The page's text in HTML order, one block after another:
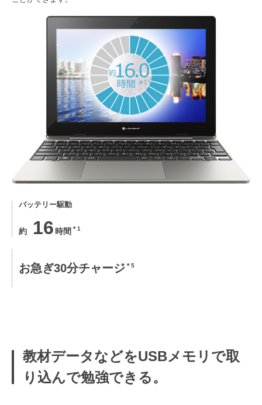
バッテリー駆動
約 16 時間 ＊1
お急ぎ30分チャージ ＊5
教材データなどをUSBメモリで取
り込んで勉強できる。